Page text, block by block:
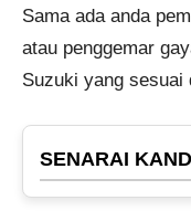
Sama ada anda
atau penggemar
Suzuki yang sesuai
SENARAI